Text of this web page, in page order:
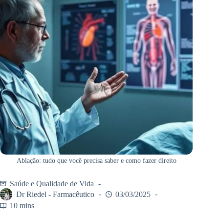
Ablação: tudo que você precisa saber e como fazer direito
Saúde e Qualidade de Vida
Dr Riedel - Farmacêutico
03/03/2025
10 mins